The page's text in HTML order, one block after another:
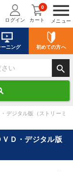
menu
メニュー
ログイン カート
0
ニング 初めての方へ
search
デジタル版（ストリーミ
Ｄ・デジタル版